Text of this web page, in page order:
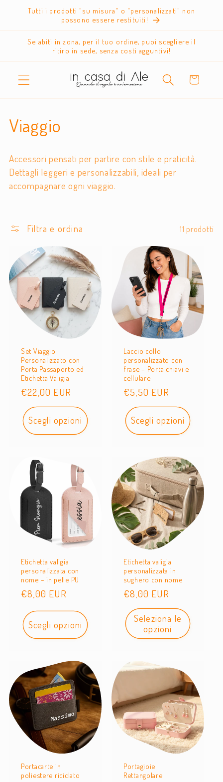
direttamente
Tutti i prodotti "su misura" o "personalizzati" non
possono essere restituiti!
Se abiti in zona, per il tuo ordine, puoi scegliere il
ritiro in sede, senza costi agguntivi!
Carrello
C
l
l
z
i
o
n
Viaggio
Accessori pensati per partire con stile e praticità.
Dettagli leggeri e personalizzabili, ideali per
accompagnare ogni viaggio.
Filtra e ordina 11 prodotti
Set Viaggio
Personalizzato con
Porta Passaporto ed
Etichetta Valigia
Prezzo
listino
€22,00 EUR
Scegli opzioni
Laccio collo
personalizzato con
frase – Porta chiavi e
cellulare
Prezzo
listino
€5,50 EUR
Scegli opzioni
Etichetta valigia
personalizzata con
nome – in pelle PU
Prezzo
listino
€8,00 EUR
Scegli opzioni
Etichetta valigia
personalizzata in
sughero con nome
Prezzo
listino
€8,00 EUR
Seleziona le
opzioni
Portacarte in
poliestere riciclato
Portagioie
Rettangolare